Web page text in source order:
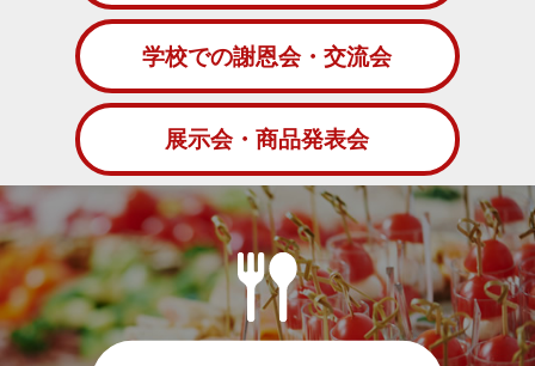
学校での謝恩会・交流会
展示会・商品発表会